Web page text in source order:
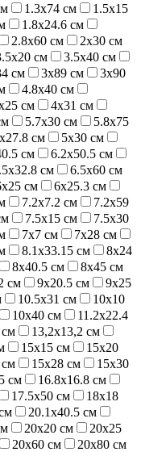
1.3х74 см
1.5х15
1.8х24.6 см
2.8х60 см
2х30 см
см
3.5х40 см
см 3х89 см
3х90
4.8х40 см
см
4х31 см
5.7х30 см
5.8х75
см
5х30 см
см
6.2х50.5 см
см
6.5х60 см
см
6х25.3 см
7.2х7.2 см
7.2х59
7.5х15 см
7.5х30
7х7 см
7х28 см
8.1х33.15 см
8х24
8х40.5 см
8х45 см
см 9х20.5 см
9х25
10.5х31 см
10х10
10х40 см
11.2х22.4
см
13,2х13,2 см
15х15 см
15х20
см 15х28 см
15х30
см
16.8х16.8 см
17.5х50 см
18х18
20.1х40.5 см
20х20 см
20х25
20х60 см
20х80 см